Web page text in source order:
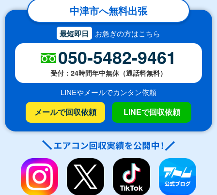
中津市へ無料出張
最短即日 お急ぎの方はこちら
050-5482-9461
受付：24時間年中無休（通話料無料）
LINEやメールでカンタン依頼
メールで回収依頼 LINEで回収依頼